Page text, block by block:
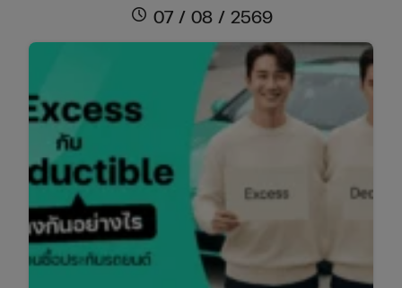
คือ
มี
รถ
รู้
ก่อน
ซื้อ
ประกัน
schedule 07 / 08 / 2569